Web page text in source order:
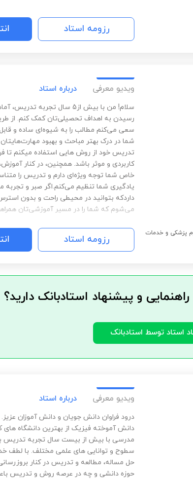
رزومه استاد
پزشکی و خدمات
ویدیو معرفی درباره استاد
سلام! من با بیش از5 سال تجربه
رسیدن به اهداف تحصیلی‌تان کمک کنم. از
سعی می‌کنم مطالب را به شیوه‌ای ساده و
شما در درک بهتر مباحث و بهبود مهارت‌هایتان
تدریس خود از روش هایی استفاده میکنم تا
کاربردی و موثر باشد. همچنین، در کنار
خاص شما توجه ویژه‌ای دارم و تدریس را
یادگیری شما تنظیم می‌کنم.اگر صبر و
داردکه بتوانید در محیطی راحت و بدون
می‌شوم که شما را در مسیر آموزشی‌تان
رزومه استاد
و پیشنهاد استادبانک دارید؟
استاد توسط استادبانک
ویدیو معرفی درباره استاد
درود‌ فراوان دانش جویان و دانش آموزان
دانش آموخته فیزیک‌ از بهترین دانشگاه های
مدرسی با بیش از بیست سال تجربه تدریس
سطوح و توانایی های علمی مختلف. با لطف
حل مساله، مطالعه و تدریس در کنار
حوزه دانشی و چه در عرصه روش و تدریس